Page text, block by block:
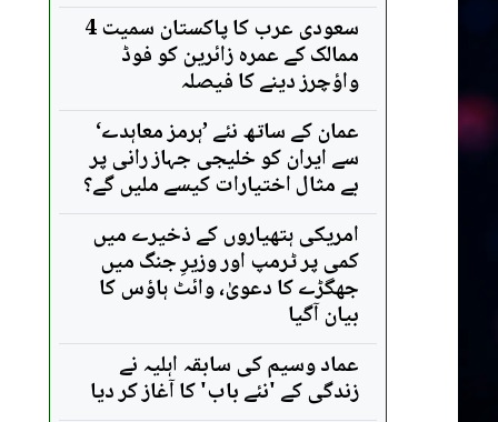
سعودی عرب کا پاکستان سمیت 4
ممالک کے عمرہ زائرین کو فوڈ
واؤچرز دینے کا فیصلہ
عمان کے ساتھ نئے ’ہرمز معاہدے‘
سے ایران کو خلیجی جہاز رانی پر
بے مثال اختیارات کیسے ملیں گے؟
امریکی ہتھیاروں کے ذخیرے میں
کمی پر ٹرمپ اور وزیرِ جنگ میں
جھگڑے کا دعویٰ، وائٹ ہاؤس کا
بیان آگیا
عماد وسیم کی سابقہ اہلیہ نے
زندگی کے 'نئے باب' کا آغاز کر دیا